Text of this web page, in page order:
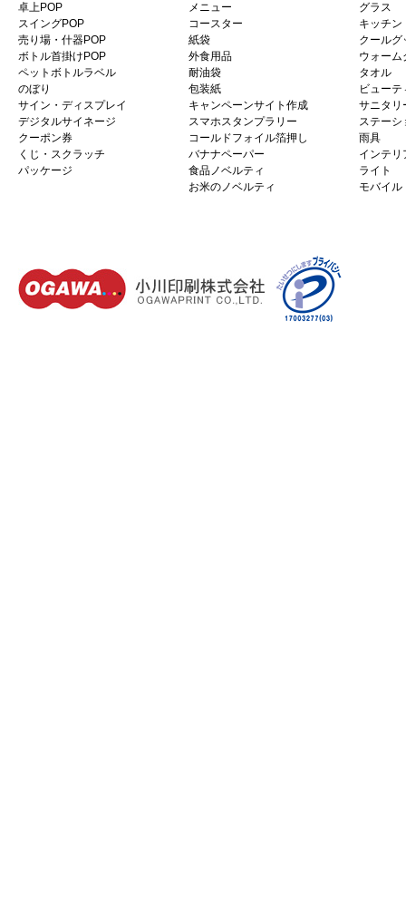
卓上POP
スイングPOP
売り場・什器POP
ボトル首掛けPOP
ペットボトルラベル
のぼり
サイン・ディスプレイ
デジタルサイネージ
クーポン券
くじ・スクラッチ
パッケージ
メニュー
コースター
紙袋
外食用品
耐油袋
包装紙
キャンペーンサイト作成
スマホスタンプラリー
コールドフォイル箔押し
バナナペーパー
食品ノベルティ
お米のノベルティ
グラス
キッチン
クールグ
ウォーム
タオル
ビューテ
サニタリ
ステーシ
雨具
インテリ
ライト
モバイル